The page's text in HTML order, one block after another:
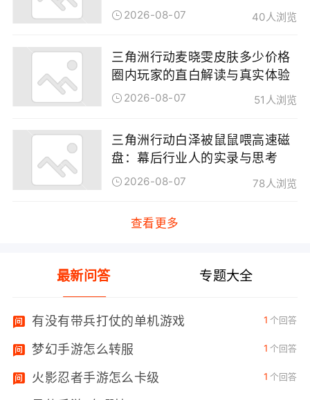
2026-08-07 40人浏览
三角洲行动麦晓雯皮肤多少价格
圈内玩家的直白解读与真实体验
2026-08-07 51人浏览
三角洲行动白泽被鼠鼠喂高速磁
盘：幕后行业人的实录与思考
2026-08-07 78人浏览
查看更多
最新问答 专题大全
有没有带兵打仗的单机游戏 1 个回答
梦幻手游怎么转服 1 个回答
火影忍者手游怎么卡级 1 个回答